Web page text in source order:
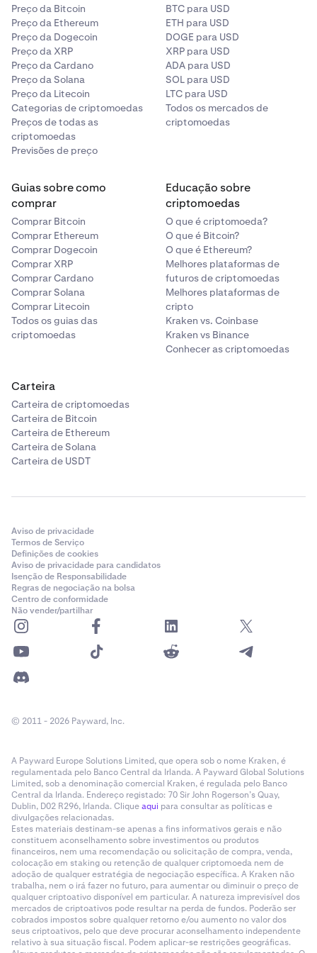
Como saberei quando a negociação começa? (Após a
migração)
Receberá uma notificação por e-mail, poderá também
verificar periodicamente este artigo de suporte, pois
será atualizado assim que a negociação for retomada.
Preço da Bitcoin
Preço da Ethereum
Preço da Dogecoin
Preço da XRP
Preço da Cardano
Preço da Solana
Preço da Litecoin
Categorias de criptomoedas
Preços de todas as
criptomoedas
Previsões de preço
BTC para USD
ETH para USD
DOGE para USD
XRP para USD
ADA para USD
SOL para USD
LTC para USD
Todos os mercados de
criptomoedas
Guias sobre como
comprar
Comprar Bitcoin
Comprar Ethereum
Comprar Dogecoin
Comprar XRP
Comprar Cardano
Comprar Solana
Comprar Litecoin
Todos os guias das
criptomoedas
Educação sobre
criptomoedas
O que é criptomoeda?
O que é Bitcoin?
O que é Ethereum?
Melhores plataformas de
futuros de criptomoedas
Melhores plataformas de
cripto
Kraken vs. Coinbase
Kraken vs Binance
Conhecer as criptomoedas
Carteira
Carteira de criptomoedas
Carteira de Bitcoin
Carteira de Ethereum
Carteira de Solana
Carteira de USDT
Aviso de privacidade
Termos de Serviço
Definições de cookies
Aviso de privacidade para candidatos
Isenção de Responsabilidade
Regras de negociação na bolsa
Centro de conformidade
Não vender/partilhar
© 2011 - 2026 Payward, Inc.
A Payward Europe Solutions Limited, que opera sob o nome Kraken, é
regulamentada pelo Banco Central da Irlanda. A Payward Global Solutions
Limited, sob a denominação comercial Kraken, é regulada pelo Banco
Central da Irlanda. Endereço registado: 70 Sir John Rogerson’s Quay,
Dublin, D02 R296, Irlanda. Cliqueaqui para consultar as políticas e
divulgações relacionadas.
Estes materiais destinam-se apenas a fins informativos gerais e não
constituem aconselhamento sobre investimentos ou produtos
financeiros, nem uma recomendação ou solicitação de compra, venda,
colocação em staking ou retenção de qualquer criptomoeda nem de
adoção de qualquer estratégia de negociação específica. A Kraken não
trabalha, nem o irá fazer no futuro, para aumentar ou diminuir o preço de
qualquer criptoativo disponível em particular. A natureza imprevisível dos
mercados de criptoativos pode resultar na perda de fundos. Poderão ser
cobrados impostos sobre qualquer retorno e/ou aumento no valor dos
seus criptoativos, pelo que deve procurar aconselhamento independente
relativo à sua situação fiscal. Podem aplicar-se restrições geográficas.